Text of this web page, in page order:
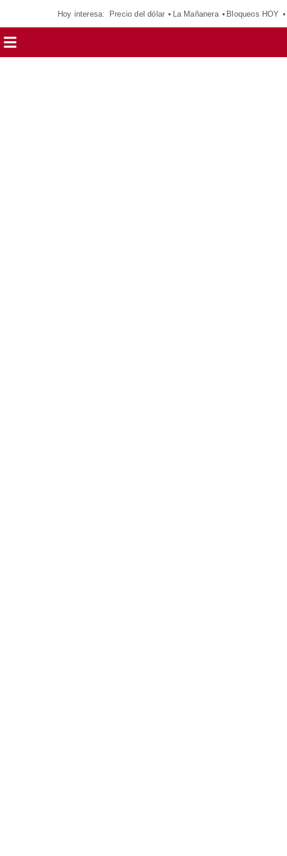
Hoy interesa: Precio del dólar La Mañanera Bloqueos HOY